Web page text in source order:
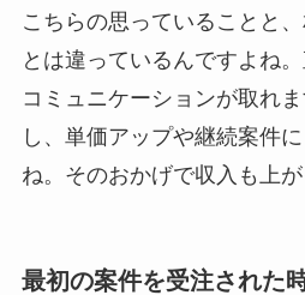
こちらの思っていることと
とは違っているんですよね
コミュニケーションが取れ
し、単価アップや継続案件
ね。そのおかげで収入も上が
最初の案件を受注された